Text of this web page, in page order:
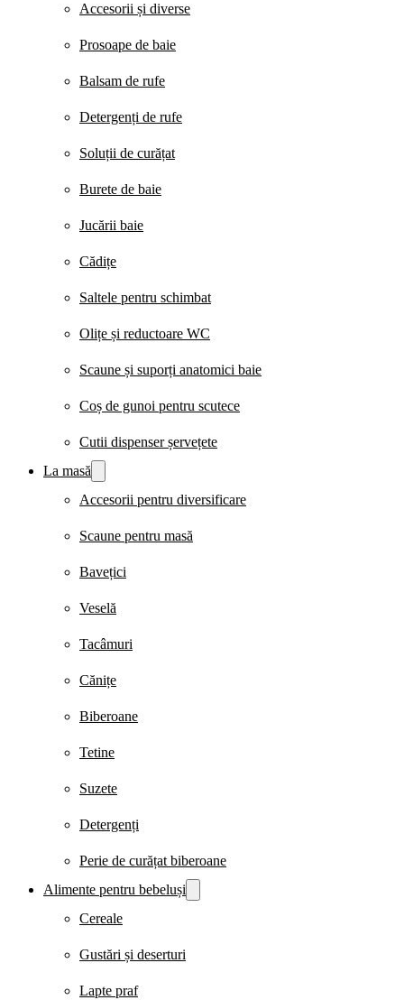
Accesorii și diverse
Prosoape de baie
Balsam de rufe
Detergenți de rufe
Soluții de curățat
Burete de baie
Jucării baie
Cădițe
Saltele pentru schimbat
Olițe și reductoare WC
Scaune și suporți anatomici baie
Coș de gunoi pentru scutece
Cutii dispenser șervețete
La masă
Accesorii pentru diversificare
Scaune pentru masă
Bavețici
Veselă
Tacâmuri
Cănițe
Biberoane
Tetine
Suzete
Detergenți
Perie de curățat biberoane
Alimente pentru bebeluși
Cereale
Gustări și deserturi
Lapte praf